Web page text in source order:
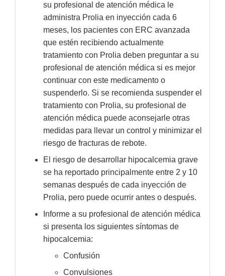
su profesional de atención médica le
administra Prolia en inyección cada 6
meses, los pacientes con ERC avanzada
que estén recibiendo actualmente
tratamiento con Prolia deben preguntar a su
profesional de atención médica si es mejor
continuar con este medicamento o
suspenderlo. Si se recomienda suspender el
tratamiento con Prolia, su profesional de
atención médica puede aconsejarle otras
medidas para llevar un control y minimizar el
riesgo de fracturas de rebote.
El riesgo de desarrollar hipocalcemia grave
se ha reportado principalmente entre 2 y 10
semanas después de cada inyección de
Prolia, pero puede ocurrir antes o después.
Informe a su profesional de atención médica
si presenta los siguientes síntomas de
hipocalcemia:
Confusión
Convulsiones